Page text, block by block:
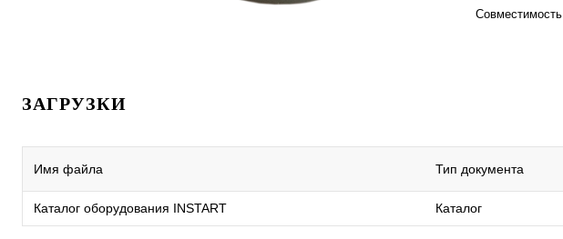
Совместимость
ЗАГРУЗКИ
Имя файла Тип документа
Каталог оборудования INSTART Каталог